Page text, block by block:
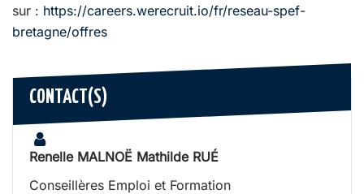
sur : https://careers.werecruit.io/fr/reseau-spef-
bretagne/offres
CONTACT(S)
Renelle MALNOË Mathilde RUÉ
Conseillères Emploi et Formation